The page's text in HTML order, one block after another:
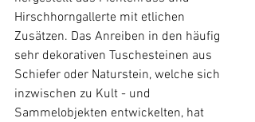
Hirschhorngallerte mit etlichen
Zusätzen. Das Anreiben in den häufig
sehr dekorativen Tuschesteinen aus
Schiefer oder Naturstein, welche sich
inzwischen zu Kult - und
Sammelobjekten entwickelten, hat